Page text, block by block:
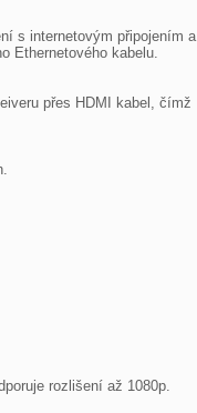
s internetovým připojením a
Ethernetového kabelu.
přes HDMI kabel, čímž
rozlišení až 1080p.